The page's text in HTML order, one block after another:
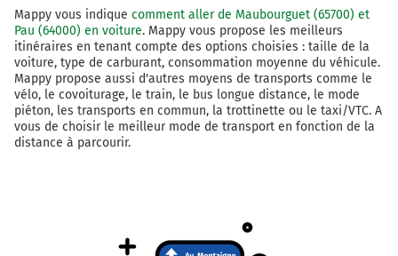
0h55 Pau
64000
Mappy vous indique comment aller de Maubourguet (65700) et
Pau (64000) en voiture. Mappy vous propose les meilleurs
itinéraires en tenant compte des options choisies : taille de la
voiture, type de carburant, consommation moyenne du véhicule.
Mappy propose aussi d'autres moyens de transports comme le
vélo, le covoiturage, le train, le bus longue distance, le mode
piéton, les transports en commun, la trottinette ou le taxi/VTC. A
vous de choisir le meilleur mode de transport en fonction de la
distance à parcourir.